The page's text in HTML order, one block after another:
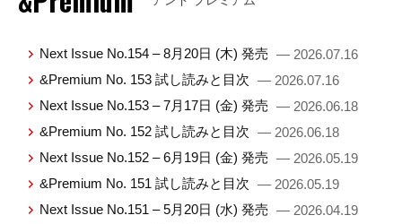
Next Issue No.154 – 8月20日 (木) 発売 — 2026.07.16
&Premium No. 153 試し読みと目次 — 2026.07.16
Next Issue No.153 – 7月17日 (金) 発売 — 2026.06.18
&Premium No. 152 試し読みと目次 — 2026.06.18
Next Issue No.152 – 6月19日 (金) 発売 — 2026.05.19
&Premium No. 151 試し読みと目次 — 2026.05.19
Next Issue No.151 – 5月20日 (水) 発売 — 2026.04.19